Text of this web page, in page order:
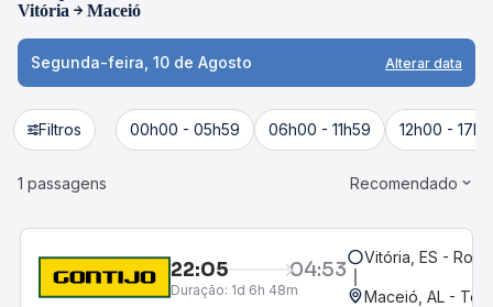
Vitória Maceió
Segunda-feira, 10 de Agosto Alterar data
Filtros 00h00 - 05h59 06h00 - 11h59 12h00 -
1 passagens Recomendado
22:05 04:53
Duração: 1d 6h 48m
Vitória, ES -
Maceió, AL -